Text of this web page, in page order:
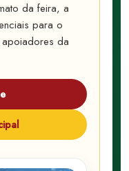
da feira, a
para o
da